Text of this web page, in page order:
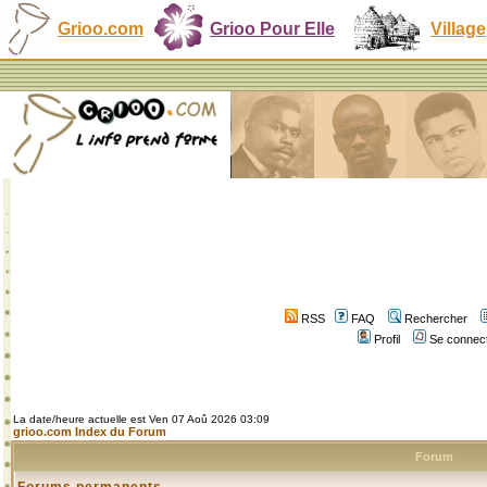
Grioo.com Grioo Pour Elle Village
RSS FAQ
Rechercher
Profil
Se
La date/heure actuelle est Ven 07 Aoû 2026 03:09
grioo.com Index du Forum
Forum